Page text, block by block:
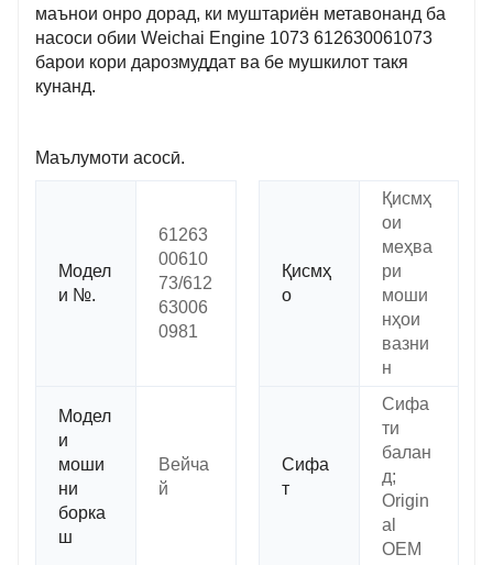
маънои онро дорад, ки муштариён метавонанд ба
насоси обии Weichai Engine 1073 612630061073
барои кори дарозмуддат ва бе мушкилот такя
кунанд.
Маълумоти асосӣ.
Модел
и №.
61263
00610
73/612
63006
0981
Қисмҳ
о
Қисмҳ
ои
меҳва
ри
моши
нҳои
вазни
н
Модел
и
моши
ни
борка
ш
Вейча
й
Сифа
т
Сифа
ти
балан
д;
Origin
al
OEM